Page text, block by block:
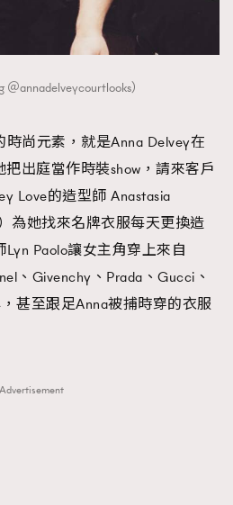
＠annadelveycourtlooks）
時尚元素，就是Anna Delvey在
出庭當作時裝show，請來客戶
Love的造型師 Anastasia
為她找來名牌衣服每天更換造
Paolo讓女主角穿上來自
、Givenchy、Prada、Gucci、
甚至跟足Anna被捕時穿的衣服
Advertisement